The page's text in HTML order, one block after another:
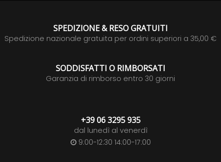
SPEDIZIONE & RESO GRATUITI
Spedizione nazionale gratuita per ordini superiori a 35,00 €
SODDISFATTI O RIMBORSATI
Garanzia di rimborso entro 30 giorni
+39 06 3295 935
dal lunedì al venerdì
9:00-12:30 14:00-17:00